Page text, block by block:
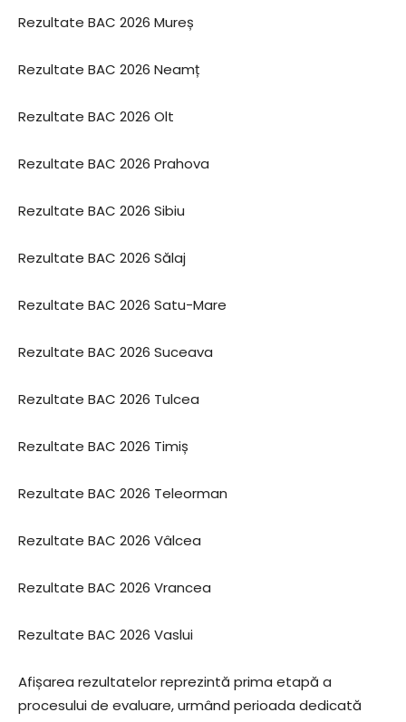
Rezultate BAC 2026 Mureș
Rezultate BAC 2026 Neamț
Rezultate BAC 2026 Olt
Rezultate BAC 2026 Prahova
Rezultate BAC 2026 Sibiu
Rezultate BAC 2026 Sălaj
Rezultate BAC 2026 Satu-Mare
Rezultate BAC 2026 Suceava
Rezultate BAC 2026 Tulcea
Rezultate BAC 2026 Timiș
Rezultate BAC 2026 Teleorman
Rezultate BAC 2026 Vâlcea
Rezultate BAC 2026 Vrancea
Rezultate BAC 2026 Vaslui
Afișarea rezultatelor reprezintă prima etapă a
procesului de evaluare, urmând perioada dedicată